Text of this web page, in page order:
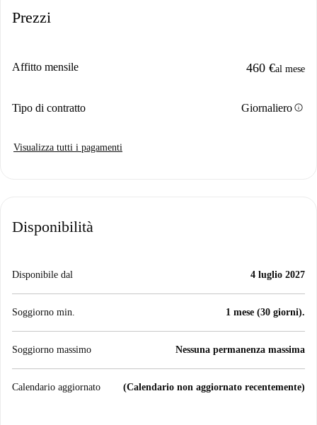
Prezzi
Affitto mensile 460 €al mese
Tipo di contratto Giornalieroinfo
Visualizza tutti i pagamenti
Disponibilità
Disponibile dal 4 luglio 2027
Soggiorno min. 1 mese (30 giorni).
Soggiorno massimo Nessuna permanenza massima
Calendario aggiornato (Calendario non aggiornato recentemente)